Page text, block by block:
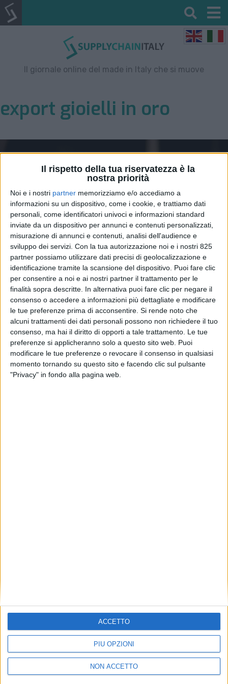
Il rispetto della tua riservatezza è la
nostra priorità
Noi e i nostri partner memorizziamo e/o accediamo a
informazioni su un dispositivo, come i cookie, e trattiamo dati
personali, come identificatori univoci e informazioni standard
inviate da un dispositivo per annunci e contenuti personalizzati,
misurazione di annunci e contenuti, analisi dell'audience e
sviluppo dei servizi. Con la tua autorizzazione noi e i nostri 825
partner possiamo utilizzare dati precisi di geolocalizzazione e
identificazione tramite la scansione del dispositivo. Puoi fare clic
per consentire a noi e ai nostri partner il trattamento per le
finalità sopra descritte. In alternativa puoi fare clic per negare il
consenso o accedere a informazioni più dettagliate e modificare
le tue preferenze prima di acconsentire. Si rende noto che
alcuni trattamenti dei dati personali possono non richiedere il tuo
consenso, ma hai il diritto di opporti a tale trattamento. Le tue
preferenze si applicheranno solo a questo sito web. Puoi
modificare le tue preferenze o revocare il consenso in qualsiasi
momento tornando su questo sito e facendo clic sul pulsante
"Privacy" in fondo alla pagina web.
PIÙ OPZIONI
NON ACCETTO
ACCETTO
Il giornale online del made in Italy che si muove
export gioielli in oro
In difficoltà (-21%) l’export
italiano di gioielli in oro nel
2025
ECONOMIA 12 MAGGIO 2026